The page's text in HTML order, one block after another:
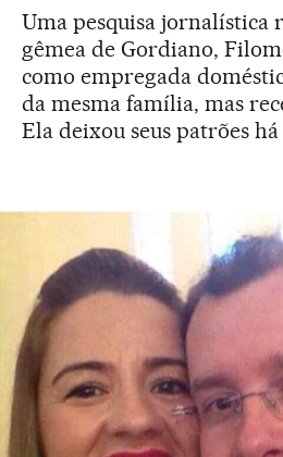
Uma pesquisa jornalística
gêmea de Gordiano,
como empregada
da mesma família, mas
Ela deixou seus patrões